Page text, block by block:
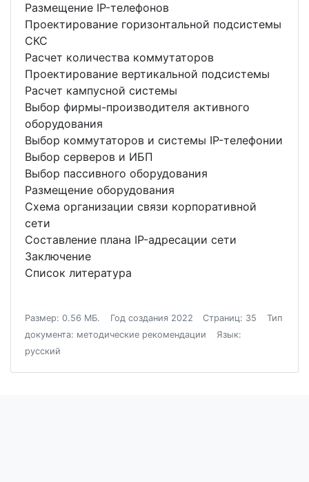
Размещение IP-телефонов
Проектирование горизонтальной подсистемы
СКС
Расчет количества коммутаторов
Проектирование вертикальной подсистемы
Расчет кампусной системы
Выбор фирмы-производителя активного
оборудования
Выбор коммутаторов и системы IP-телефонии
Выбор серверов и ИБП
Выбор пассивного оборудования
Размещение оборудования
Схема организации связи корпоративной
сети
Составление плана IP-адресации сети
Заключение
Список литература
Размер: 0.56 МБ. Год создания 2022 Страниц: 35
Тип
документа: методические рекомендации
Язык:
русский